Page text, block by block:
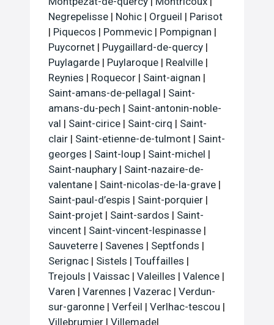
Negrepelisse | Nohic | Orgueil | Parisot
| Piquecos | Pommevic | Pompignan |
Puycornet | Puygaillard-de-quercy |
Puylagarde | Puylaroque | Realville |
Reynies | Roquecor | Saint-aignan |
Saint-amans-de-pellagal | Saint-
amans-du-pech | Saint-antonin-noble-
val | Saint-cirice | Saint-cirq | Saint-
clair | Saint-etienne-de-tulmont | Saint-
georges | Saint-loup | Saint-michel |
Saint-nauphary | Saint-nazaire-de-
valentane | Saint-nicolas-de-la-grave |
Saint-paul-d’espis | Saint-porquier |
Saint-projet | Saint-sardos | Saint-
vincent | Saint-vincent-lespinasse |
Sauveterre | Savenes | Septfonds |
Serignac | Sistels | Touffailles |
Trejouls | Vaissac | Valeilles | Valence |
Varen | Varennes | Vazerac | Verdun-
sur-garonne | Verfeil | Verlhac-tescou |
Villebrumier | Villemade|